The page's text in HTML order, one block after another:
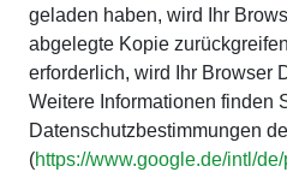
geladen haben, wird Ihr
abgelegte Kopie
erforderlich, wird Ihr Browser
Weitere Informationen finden
Datenschutzbestimmungen
(https://www.google.de/intl/